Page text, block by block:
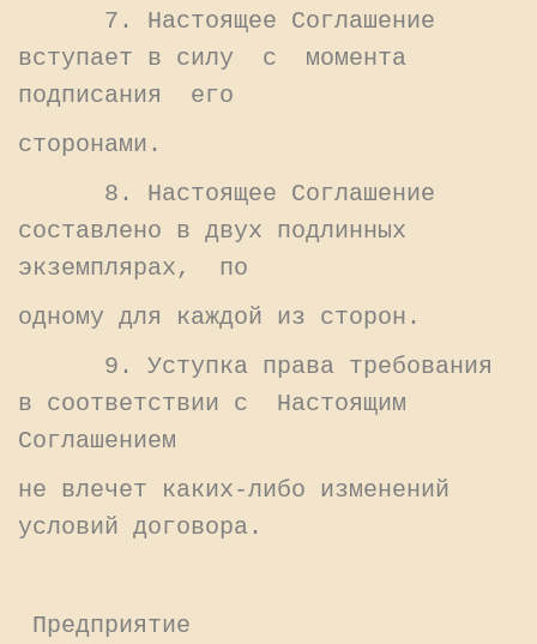
7. Настоящее Соглашение
вступает в силу с момента
подписания его
сторонами.
8. Настоящее Соглашение
составлено в двух подлинных
экземплярах, по
одному для каждой из сторон.
9. Уступка права требования
в соответствии с Настоящим
Соглашением
не влечет каких-либо изменений
условий договора.
Предприятие